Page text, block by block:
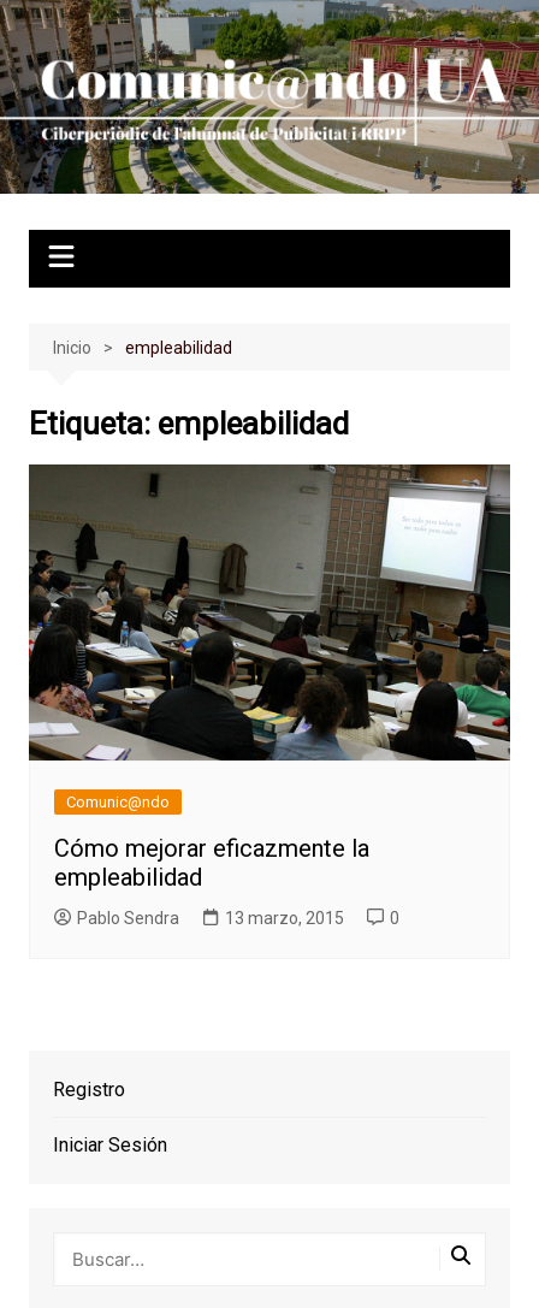
Saltar
al
contenido
Inicio empleabilidad
Etiqueta: empleabilidad
Comunic@ndo
Cómo mejorar eficazmente la
empleabilidad
Pablo Sendra 13 marzo, 2015 0
Registro
Iniciar Sesión